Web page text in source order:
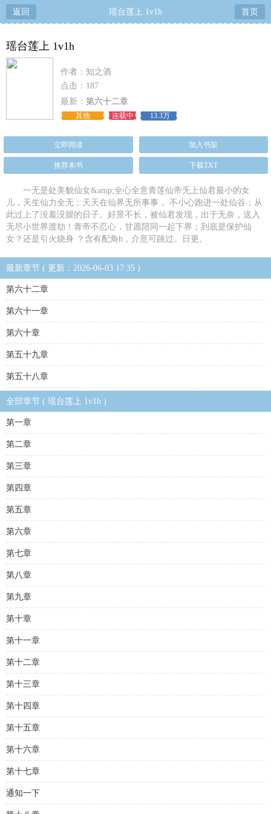
返回 瑶台莲上 1v1h 首页
瑶台莲上 1v1h
作者：知之酒
点击：187
最新： 第六十二章
其他 连载中 13.3万
立即阅读 加入书架
推荐本书 下载TXT
一无是处美貌仙女&amp;全心全意青莲仙帝无上仙君最小的女
儿，天生仙力全无；天天在仙界无所事事， 不小心跑进一处仙谷；从
此过上了没羞没臊的日子。好景不长，被仙君发现，出于无奈，送入
无尽小世界渡劫！青帝不忍心，甘愿陪同一起下界；到底是保护仙
女？还是引火烧身 ？含有配角h，介意可跳过。日更。
最新章节 ( 更新：2026-06-03 17:35 )
第六十二章
第六十一章
第六十章
第五十九章
第五十八章
全部章节 ( 瑶台莲上 1v1h )
第一章
第二章
第三章
第四章
第五章
第六章
第七章
第八章
第九章
第十章
第十一章
第十二章
第十三章
第十四章
第十五章
第十六章
第十七章
通知一下